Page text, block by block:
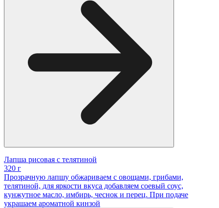
Лапша рисовая с телятиной
320 г
Прозрачную лапшу обжариваем с овощами, грибами,
телятиной, для яркости вкуса добавляем соевый соус,
кунжутное масло, имбирь, чеснок и перец. При подаче
украшаем ароматной кинзой